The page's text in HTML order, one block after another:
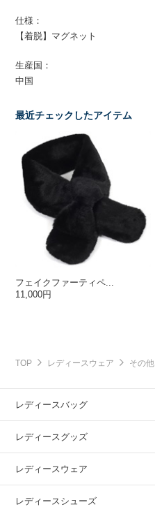
仕様：
【着脱】マグネット
生産国：
中国
最近チェックしたアイテム
フェイクファーティペ...
11,000円
TOP レディースウェア その他
レディースバッグ
レディースグッズ
レディースウェア
レディースシューズ